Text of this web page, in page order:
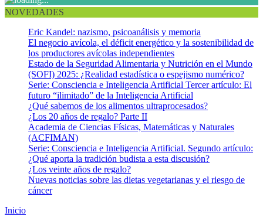
NOVEDADES
Eric Kandel: nazismo, psicoanálisis y memoria
El negocio avícola, el déficit energético y la sostenibilidad de
los productores avícolas independientes
Estado de la Seguridad Alimentaria y Nutrición en el Mundo
(SOFI) 2025: ¿Realidad estadística o espejismo numérico?
Serie: Consciencia e Inteligencia Artificial Tercer artículo: El
futuro “ilimitado” de la Inteligencia Artificial
¿Qué sabemos de los alimentos ultraprocesados?
¿Los 20 años de regalo? Parte II
Academia de Ciencias Físicas, Matemáticas y Naturales
(ACFIMAN)
Serie: Consciencia e Inteligencia Artificial. Segundo artículo:
¿Qué aporta la tradición budista a esta discusión?
¿Los veinte años de regalo?
Nuevas noticias sobre las dietas vegetarianas y el riesgo de
cáncer
Inicio